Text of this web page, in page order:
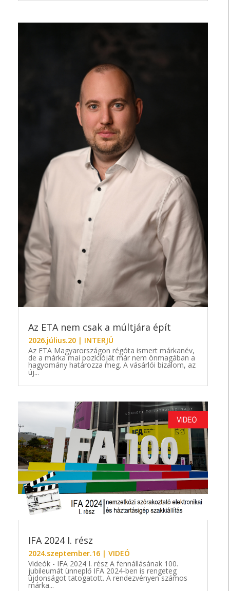
Az ETA nem csak a múltjára épít
2026.július.20 | INTERJÚ
Az ETA Magyarországon régóta ismert márkanév,
de a márka mai pozícióját már nem önmagában a
hagyomány határozza meg. A vásárlói bizalom, az
új...
IFA 2024 I. rész
2024.szeptember.16 |VIDEÓ
Videók - IFA 2024 I. rész A fennállásának 100.
jubileumát ünneplő IFA 2024-ben is rengeteg
újdonságot tatogatott. A rendezvényen számos
márka...